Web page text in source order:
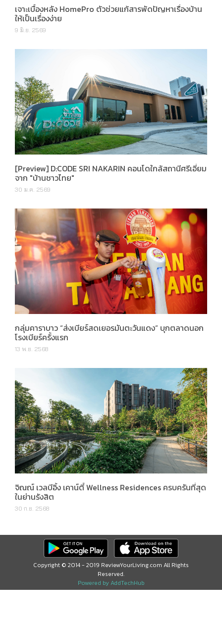
เจาะเบื้องหลัง HomePro ตัวช่วยแก้สารพัดปัญหาเรื่องบ้าน
ให้เป็นเรื่องง่าย
9 มิ.ย. 2569
[Preview] D:CODE SRI NAKARIN คอนโดใกล้สถานีศรีเอี่ยม
จาก "บ้านชาวไทย"
30 ม.ค. 2569
กลุ่มคาราบาว “ส่งเบียร์สดเยอรมันตะวันแดง” บุกตลาดนอก
โรงเบียร์ครั้งแรก
13 พ.ย. 2568
จิณณ์ เวลบีอิ้ง เคาน์ตี้ Wellness Residences ครบครันที่สุด
ในย่านรังสิต
30 ก.ย. 2568
Copyright © 2014 - 2019 ReviewYourLiving.com All Rights
Reserved.
Powered by AddTechHub